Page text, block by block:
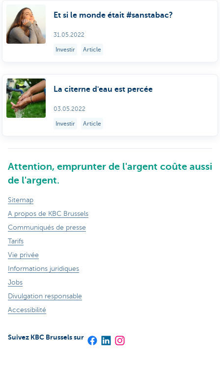
Et si le monde était #sanstabac?
31.05.2022
Investir Article
La citerne d'eau est percée
03.05.2022
Investir Article
Attention, emprunter de l'argent coûte aussi
de l'argent.
Sitemap
A propos de KBC Brussels
Communiqués de presse
Tarifs
Vie privée
Informations juridiques
Jobs
Divulgation responsable
Accessibilité
Suivez KBC Brussels sur